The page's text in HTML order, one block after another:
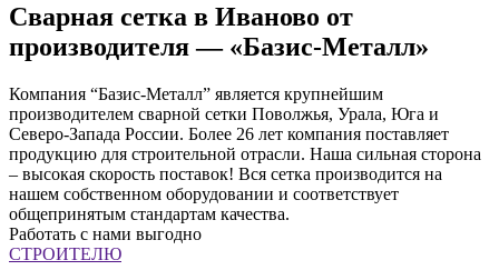
Сварная сетка в Иваново от
производителя — «Базис-Металл»
Компания “Базис-Металл” является крупнейшим
производителем сварной сетки Поволжья, Урала, Юга и
Северо-Запада России. Более 26 лет компания поставляет
продукцию для строительной отрасли. Наша сильная сторона
– высокая скорость поставок! Вся сетка производится на
нашем собственном оборудовании и соответствует
общепринятым стандартам качества.
Работать с нами выгодно
СТРОИТЕЛЮ